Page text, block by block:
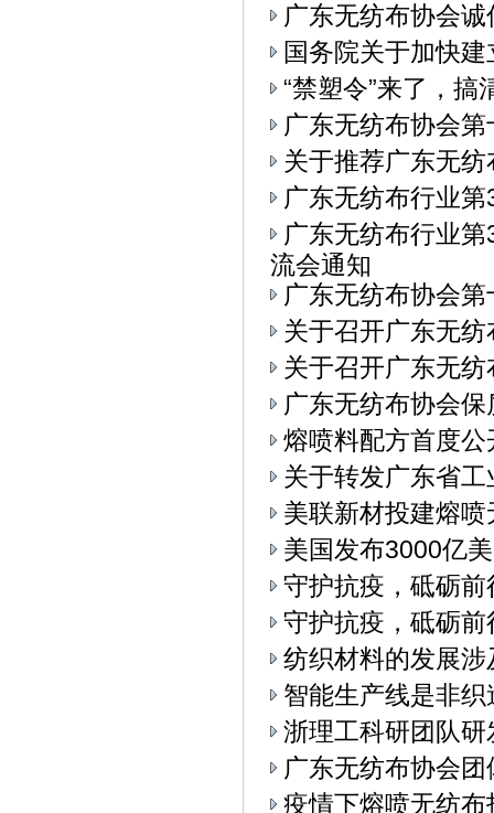
广东无纺布协会
国务院关于加快
“禁塑令”来了，
广东无纺布协会
关于推荐广东无
广东无纺布行业
广东无纺布行业
流会通知
广东无纺布协会
关于召开广东无
关于召开广东无
广东无纺布协会
熔喷料配方首度
关于转发广东省
美联新材投建熔喷
美国发布3000亿
守护抗疫，砥砺
守护抗疫，砥砺
纺织材料的发展
智能生产线是非
浙理工科研团队
广东无纺布协会
疫情下熔喷无纺